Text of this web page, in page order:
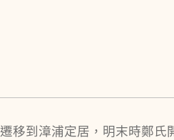
移到漳浦定居，明末時鄭